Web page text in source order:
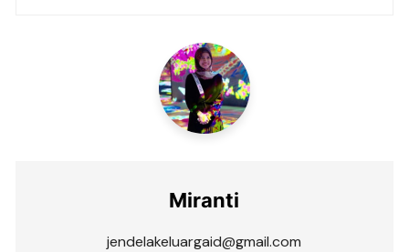
Miranti
jendelakeluargaid@gmail.com